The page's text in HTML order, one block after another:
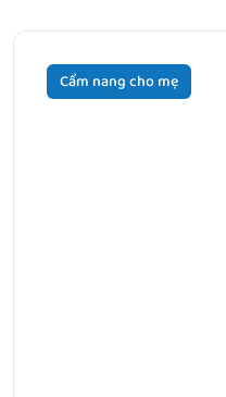
Cẩm nang cho mẹ